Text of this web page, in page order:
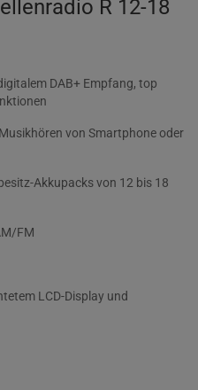
R 12-18
DAB+ Empfang, top
von Smartphone oder
Akkupacks von 12 bis 18
FM
LCD-Display und